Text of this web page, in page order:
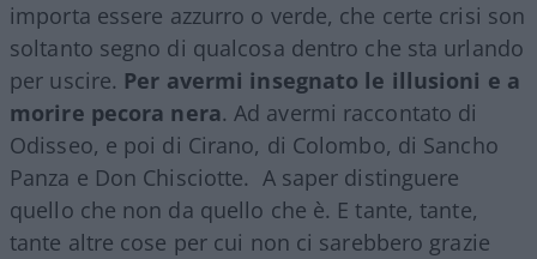
importa essere azzurro o verde, che certe crisi son
soltanto segno di qualcosa dentro che sta urlando
per uscire. Per avermi insegnato le illusioni e a
morire pecora nera. Ad avermi raccontato di
Odisseo, e poi di Cirano, di Colombo, di Sancho
Panza e Don Chisciotte. A saper distinguere
quello che non da quello che è. E tante, tante,
tante altre cose per cui non ci sarebbero grazie